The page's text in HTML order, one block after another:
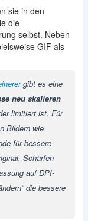
sie in den
die
selbst. Neben
GIF als
gibt es eine
neu skalieren
limitiert ist. Für
Bildern wie
für bessere
Schärfen
auf DPI-
die bessere